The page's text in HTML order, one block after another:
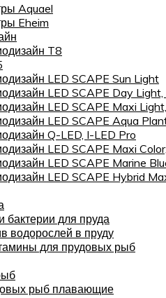
Aquael
Eheim
T8
LED SCAPE Sun Light
LED SCAPE Day
LED SCAPE Maxi
LED SCAPE Aqua
Q-LED, I-LED Pro
LED SCAPE Maxi
LED SCAPE Marine
LED SCAPE Hybrid
бактерии для пруда
водорослей в пруду
для прудовых рыб
рыб плавающие